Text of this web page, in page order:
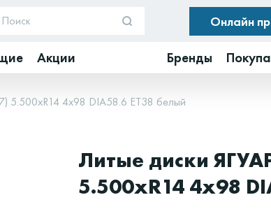
Онлайн
Акции Бренды
5.500xR14 4x98 DIA58.6 ET38 белый
Литые диски
5.500xR14 4x98